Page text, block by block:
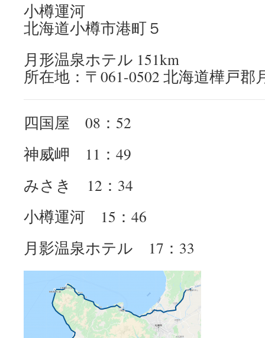
小樽運河
北海道小樽市港町５
月形温泉ホテル 151km
所在地：〒061-0502 北海道樺戸
四国屋 08：52
神威岬 11：49
みさき 12：34
小樽運河 15：46
月影温泉ホテル 17：33